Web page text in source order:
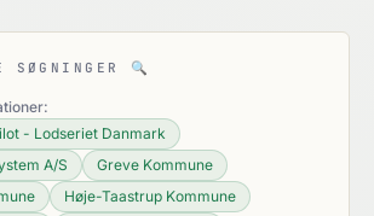
SØGNINGER 🔍
- Lodseriet Danmark
A/S
Greve Kommune
Høje-Taastrup Kommune